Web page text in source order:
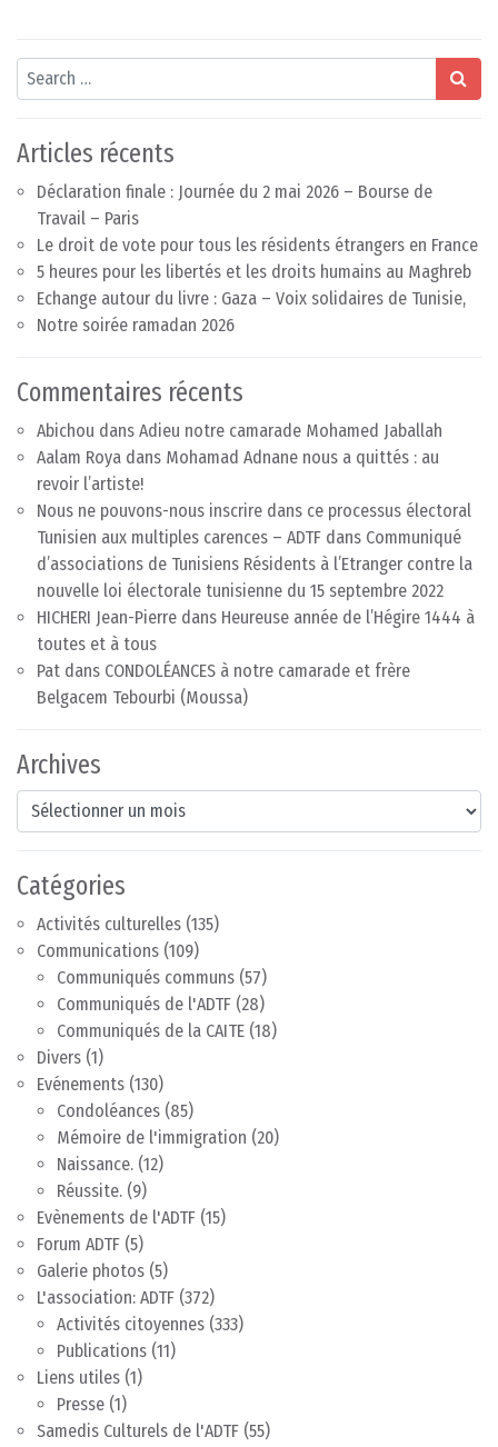
Search
Articles récents
Déclaration finale : Journée du 2 mai 2026 – Bourse de
Travail – Paris
Le droit de vote pour tous les résidents étrangers en France
5 heures pour les libertés et les droits humains au Maghreb
Echange autour du livre : Gaza – Voix solidaires de Tunisie,
Notre soirée ramadan 2026
Commentaires récents
Abichou dans Adieu notre camarade Mohamed Jaballah
Aalam Roya dans Mohamad Adnane nous a quittés : au
revoir l’artiste!
Nous ne pouvons-nous inscrire dans ce processus électoral
Tunisien aux multiples carences – ADTF dans Communiqué
d’associations de Tunisiens Résidents à l’Etranger contre la
nouvelle loi électorale tunisienne du 15 septembre 2022
HICHERI Jean-Pierre dans Heureuse année de l’Hégire 1444 à
toutes et à tous
Pat dans CONDOLÉANCES à notre camarade et frère
Belgacem Tebourbi (Moussa)
Archives
Archives
Catégories
Activités culturelles (135)
Communications (109)
Communiqués communs (57)
Communiqués de l'ADTF (28)
Communiqués de la CAITE (18)
Divers (1)
Evénements (130)
Condoléances (85)
Mémoire de l'immigration (20)
Naissance. (12)
Réussite. (9)
Evènements de l'ADTF (15)
Forum ADTF (5)
Galerie photos (5)
L'association: ADTF (372)
Activités citoyennes (333)
Publications (11)
Liens utiles (1)
Presse (1)
Samedis Culturels de l'ADTF (55)